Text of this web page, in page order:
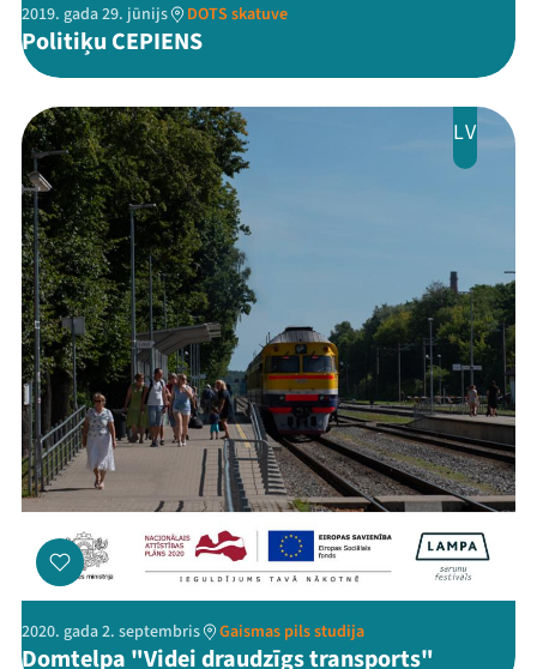
2019. gada 29. jūnijs DOTS skatuve
Politiķu CEPIENS
LV
2020. gada 2. septembris Gaismas pils studija
Domtelpa "Videi draudzīgs transports"